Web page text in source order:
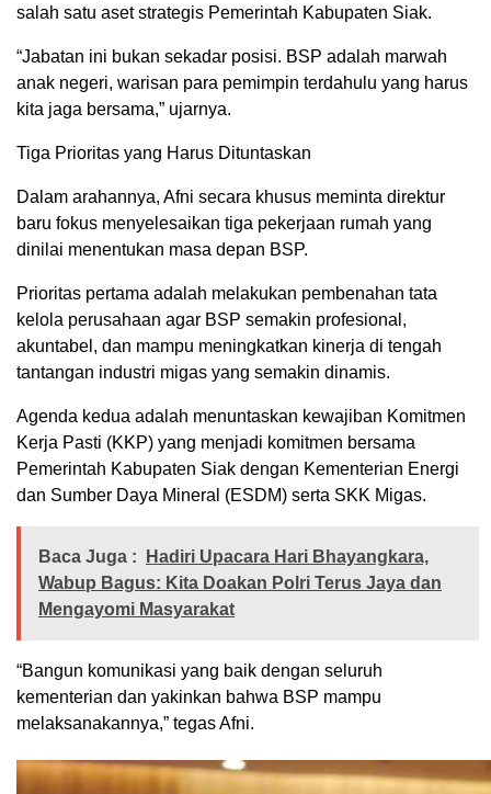
salah satu aset strategis Pemerintah Kabupaten Siak.
“Jabatan ini bukan sekadar posisi. BSP adalah marwah
anak negeri, warisan para pemimpin terdahulu yang harus
kita jaga bersama,” ujarnya.
Tiga Prioritas yang Harus Dituntaskan
Dalam arahannya, Afni secara khusus meminta direktur
baru fokus menyelesaikan tiga pekerjaan rumah yang
dinilai menentukan masa depan BSP.
Prioritas pertama adalah melakukan pembenahan tata
kelola perusahaan agar BSP semakin profesional,
akuntabel, dan mampu meningkatkan kinerja di tengah
tantangan industri migas yang semakin dinamis.
Agenda kedua adalah menuntaskan kewajiban Komitmen
Kerja Pasti (KKP) yang menjadi komitmen bersama
Pemerintah Kabupaten Siak dengan Kementerian Energi
dan Sumber Daya Mineral (ESDM) serta SKK Migas.
Baca Juga :
Hadiri Upacara Hari Bhayangkara,
Wabup Bagus: Kita Doakan Polri Terus Jaya dan
Mengayomi Masyarakat
“Bangun komunikasi yang baik dengan seluruh
kementerian dan yakinkan bahwa BSP mampu
melaksanakannya,” tegas Afni.